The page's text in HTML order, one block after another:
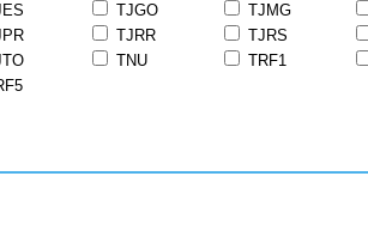
TJGO TJMG
TJRR TJRS
TNU TRF1